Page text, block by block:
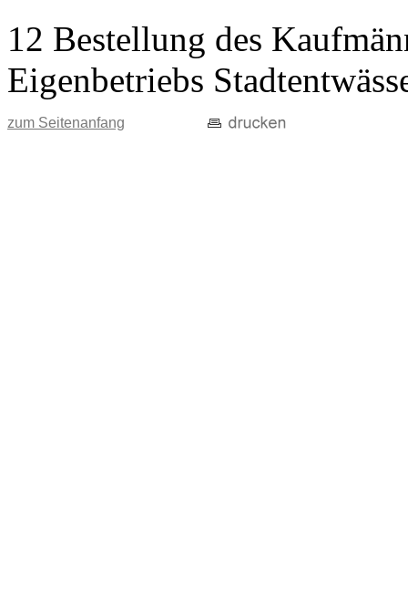
12 Bestellung des
Eigenbetriebs
zum Seitenanfang